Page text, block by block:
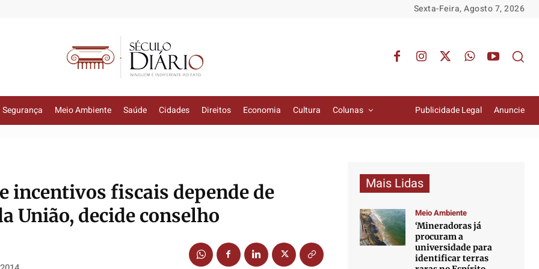
Sexta-Feira, Agosto 7, 2026
Segurança Meio Ambiente Saúde Cidades Direitos Economia Cultura Colunas Publicidade Legal Anuncie
incentivos fiscais depende de
União, decide conselho
Mais Lidas
Meio Ambiente
‘Mineradoras já
procuram a
universidade para
identificar terras